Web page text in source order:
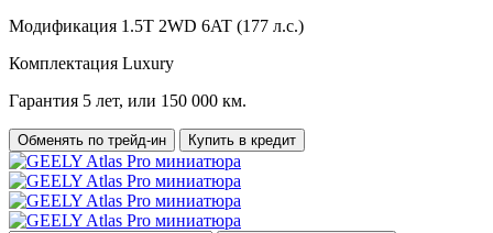
Модификация 1.5T 2WD 6AT (177 л.с.)
Комплектация Luxury
Гарантия 5 лет, или 150 000 км.
Обменять по трейд-ин Купить в кредит